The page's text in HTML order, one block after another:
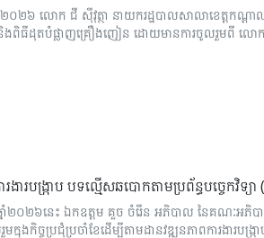
ាំ២០២៦ លោក ជី សុីវុត្ថា នាយករដ្ឋបាលសាលាខេត្តកណ្ត
និងពិធីដុតបំផ្លាញគ្រឿងញៀន ដោយមានការចូលរួមពី លោក
រងារបង្ក្រាប បទល្មើសឆបោកតាមប្រព័ន្ធបច្ចេកវិទ្
នាំ២០២៦នេះ ឯកឧត្តម គួច ចំរើន អភិបាល នៃគណៈអភិ
នុងកិច្ចប្រជុំប្រចាំខែដើម្បីតាមដានវឌ្ឍនភាពការងារបង្ក្